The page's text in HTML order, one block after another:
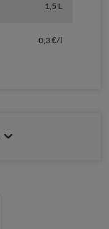
1,5 L
0,3 €/l